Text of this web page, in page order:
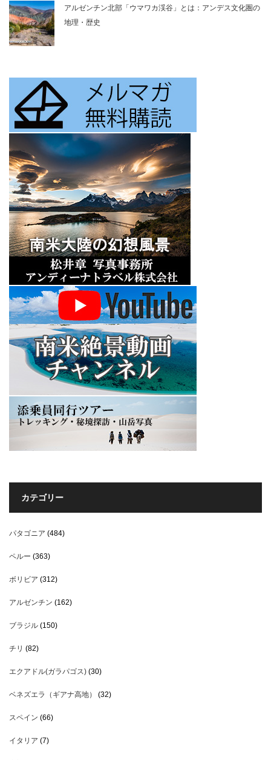
アルゼンチン北部「ウマワカ渓谷」とは：アンデス文化圏の
地理・歴史
カテゴリー
パタゴニア (484)
ペルー (363)
ボリビア (312)
アルゼンチン (162)
ブラジル (150)
チリ (82)
エクアドル(ガラパゴス) (30)
ベネズエラ（ギアナ高地） (32)
スペイン (66)
イタリア (7)